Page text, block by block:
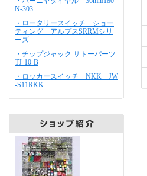
N-303
・ロータリースイッチ ショー
ティング アルプスSRRMシリ
ーズ
・チップジャック サトーパーツ
TJ-10-B
・ロッカースイッチ NKK JW
-S11RKK